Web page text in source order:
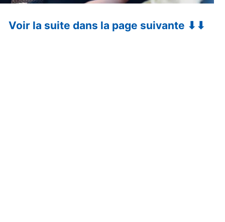
Voir la suite dans la page suivante ⬇⬇